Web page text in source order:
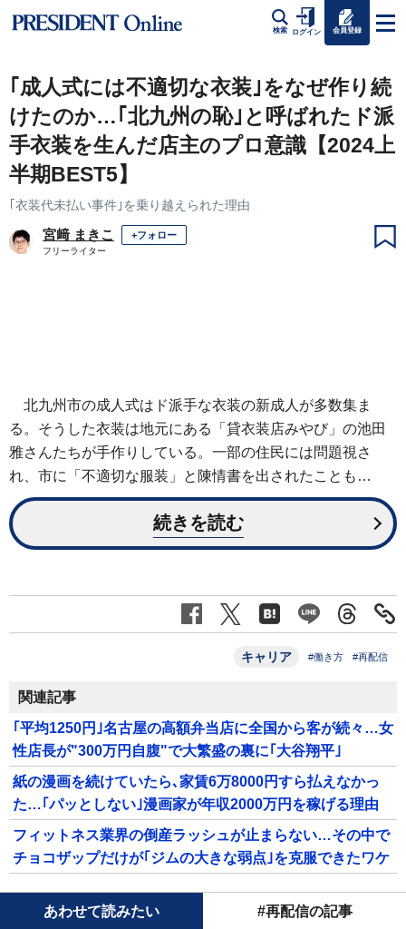
検索 ログイン 会員登録
｢成人式には不適切な衣装｣をなぜ作り続
けたのか…｢北九州の恥｣と呼ばれたド派
手衣装を生んだ店主のプロ意識【2024上
半期BEST5】
｢衣装代未払い事件｣を乗り越えられた理由
宮﨑 まきこ +フォロー
フリーライター
北九州市の成人式はド派手な衣装の新成人が多数集ま
る。そうした衣装は地元にある「貸衣装店みやび」の池田
雅さんたちが手作りしている。一部の住民には問題視さ
れ、市に「不適切な服装」と陳情書を出されたことも…
続きを読む
キャリア #働き方 #再配信
関連記事
｢平均1250円｣名古屋の高額弁当店に全国から客が続々…女
性店長が"300万円自腹"で大繁盛の裏に｢大谷翔平｣
紙の漫画を続けていたら､家賃6万8000円すら払えなかっ
た…｢パッとしない｣漫画家が年収2000万円を稼げる理由
フィットネス業界の倒産ラッシュが止まらない…その中で
チョコザップだけが｢ジムの大きな弱点｣を克服できたワケ
あわせて読みたい #再配信の記事